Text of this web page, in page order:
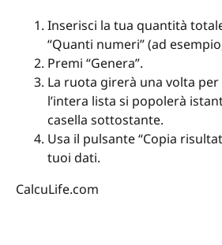
Inserisci la tua quantità
“Quanti numeri” (ad
Premi “Genera”.
La ruota girerà una volta
l’intera lista si popolerà
casella sottostante.
Usa il pulsante “Copia
tuoi dati.
CalcuLife.com